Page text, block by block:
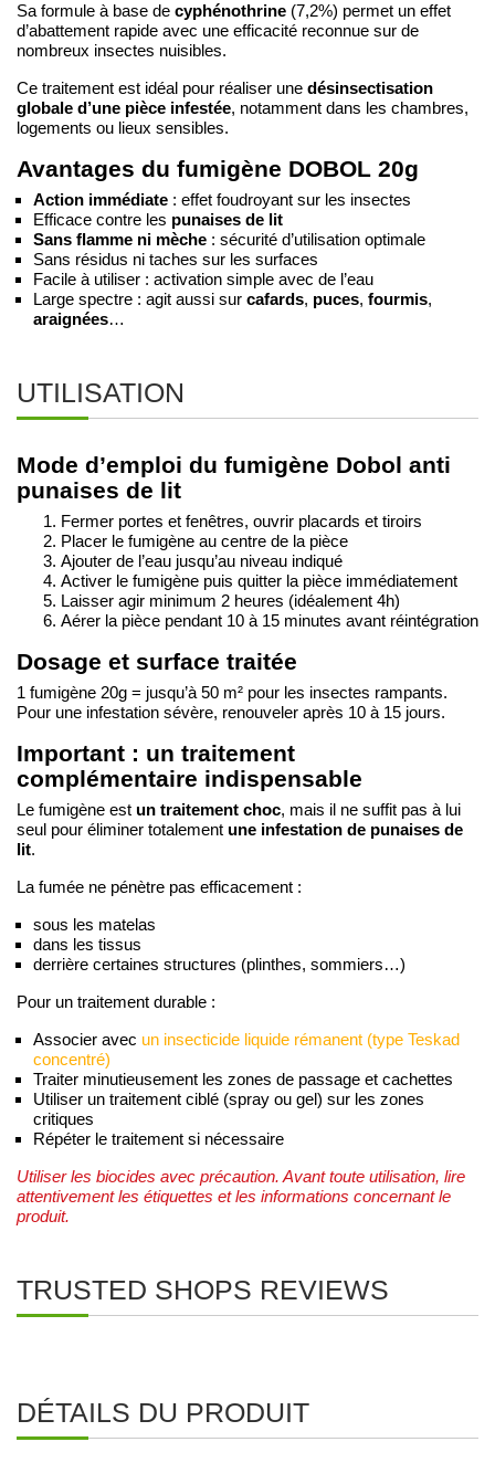
Sa formule à base de cyphénothrine (7,2%) permet un effet
d’abattement rapide avec une efficacité reconnue sur de
nombreux insectes nuisibles.
Ce traitement est idéal pour réaliser une désinsectisation
globale d’une pièce infestée, notamment dans les chambres,
logements ou lieux sensibles.
Avantages du fumigène DOBOL 20g
Action immédiate : effet foudroyant sur les insectes
Efficace contre les punaises de lit
Sans flamme ni mèche : sécurité d’utilisation optimale
Sans résidus ni taches sur les surfaces
Facile à utiliser : activation simple avec de l’eau
Large spectre : agit aussi sur cafards, puces, fourmis,
araignées…
UTILISATION
Mode d’emploi du fumigène Dobol anti
punaises de lit
Fermer portes et fenêtres, ouvrir placards et tiroirs
Placer le fumigène au centre de la pièce
Ajouter de l’eau jusqu’au niveau indiqué
Activer le fumigène puis quitter la pièce immédiatement
Laisser agir minimum 2 heures (idéalement 4h)
Aérer la pièce pendant 10 à 15 minutes avant réintégration
Dosage et surface traitée
1 fumigène 20g = jusqu’à 50 m² pour les insectes rampants.
Pour une infestation sévère, renouveler après 10 à 15 jours.
Important : un traitement
complémentaire indispensable
Le fumigène est un traitement choc, mais il ne suffit pas à lui
seul pour éliminer totalement une infestation de punaises de
lit.
La fumée ne pénètre pas efficacement :
sous les matelas
dans les tissus
derrière certaines structures (plinthes, sommiers…)
Pour un traitement durable :
Associer avec un insecticide liquide rémanent (type Teskad
concentré)
Traiter minutieusement les zones de passage et cachettes
Utiliser un traitement ciblé (spray ou gel) sur les zones
critiques
Répéter le traitement si nécessaire
Utiliser les biocides avec précaution. Avant toute utilisation, lire
attentivement les étiquettes et les informations concernant le
produit.
TRUSTED SHOPS REVIEWS
DÉTAILS DU PRODUIT